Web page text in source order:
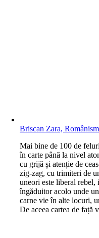
Briscan Zara,
Mai bine de 100 de
în carte până la nivel
cu grijă și atenție de
zig-zag, cu trimiteri de
uneori este liberal rebel,
îngăduitor acolo unde
carne vie în alte locuri,
De aceea cartea de față